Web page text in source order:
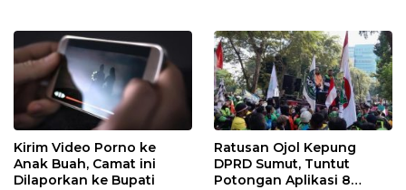
Kirim Video Porno ke
Anak Buah, Camat ini
Dilaporkan ke Bupati
Ratusan Ojol Kepung
DPRD Sumut, Tuntut
Potongan Aplikasi 8